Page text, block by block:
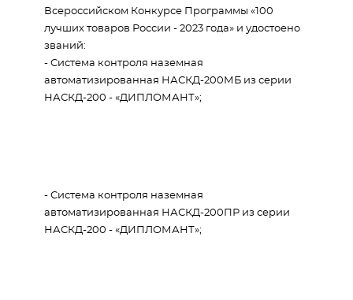
Всероссийском Конкурсе Программы «100
лучших товаров России - 2023 года» и удостоено
званий:
- Система контроля наземная
автоматизированная НАСКД-200МБ из серии
НАСКД-200 - «ДИПЛОМАНТ»;
- Система контроля наземная
автоматизированная НАСКД-200ПР из серии
НАСКД-200 - «ДИПЛОМАНТ»;